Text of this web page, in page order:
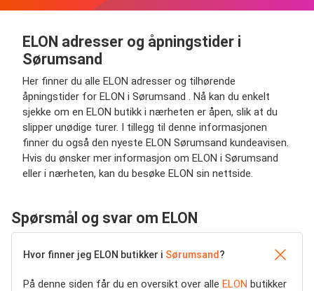
ELON adresser og åpningstider i
Sørumsand
Her finner du alle ELON adresser og tilhørende
åpningstider for ELON i Sørumsand . Nå kan du enkelt
sjekke om en ELON butikk i nærheten er åpen, slik at du
slipper unødige turer. I tillegg til denne informasjonen
finner du også den nyeste ELON Sørumsand kundeavisen.
Hvis du ønsker mer informasjon om ELON i Sørumsand
eller i nærheten, kan du besøke ELON sin nettside.
Spørsmål og svar om ELON
Hvor finner jeg ELON butikker i Sørumsand ?
På denne siden får du en oversikt over alle ELON butikker